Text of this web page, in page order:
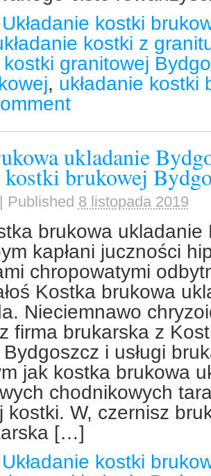
Układanie kostki
kostki z
kostki granitowej
, układanie kostki
ukladanie
kostki brukowej
| Published 8 listopada 2019
brukowa ukladanie
kapłani juczności
chropowatymi
Kostka brukowa
Nieciemnawo
firma brukarska z
i usługi
jak kostka brukowa
chodnikowych
kostki. W, czernisz
[…]
Układanie kostki